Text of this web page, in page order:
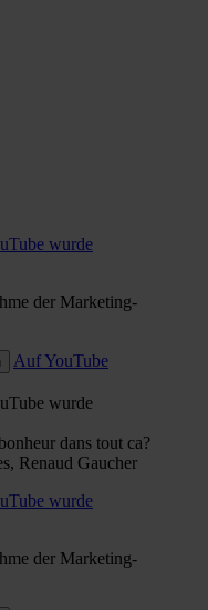
wurde
der Marketing-
Auf YouTube
wurde
dans tout ca?
Renaud Gaucher
wurde
der Marketing-